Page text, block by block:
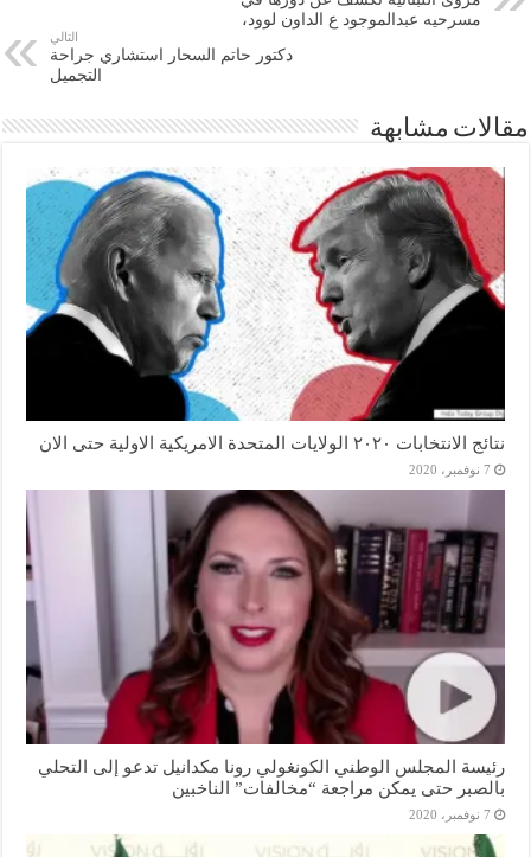
مسرحيه عبدالموجود ع الداون لوود،
التالي
دكتور حاتم السحار استشاري جراحة
التجميل
مقالات مشابهة
نتائج الانتخابات ٢٠٢٠ الولايات المتحدة الامريكية الاولية حتى الان
7 نوفمبر، 2020
رئيسة المجلس الوطني الكونغولي رونا مكدانيل تدعو إلى التحلي
بالصبر حتى يمكن مراجعة “مخالفات” الناخبين
7 نوفمبر، 2020